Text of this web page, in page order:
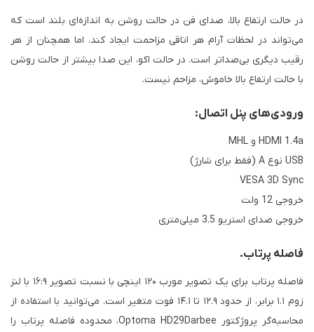
در حالت ارتفاع بالا، صدای فن در حالت روشن به اندازه‌ای بلند است که
می‌تواند در لحظات آرام هر اتاقی مزاحمت ایجاد کند، اما همچنان از هر
رقیب دیگری بی‌صداتر است. در حالت اکو، این صدا بیشتر از حالت روشن
با حالت ارتفاع بالا خاموش، مزاحم نیست.
ورودی‌های پنل اتصال:
HDMI 1.4a و MHL
USB نوع A (فقط برای شارژ)
VESA 3D Sync
خروجی 12 ولت
خروجی صدای استریو 3.5 میلی‌متری
فاصله پرتاب.
فاصله پرتاب برای یک تصویر مورب ۱۲۰ اینچی با نسبت تصویر ۱۶:۹ با لنز
زوم ۱.۱ برابر، از حدود ۱۲.۹ تا ۱۴.۱ فوت متغیر است. می‌توانید با استفاده از
محاسبه‌گر پروژکتور Optoma HD29Darbee، محدوده فاصله پرتاب را